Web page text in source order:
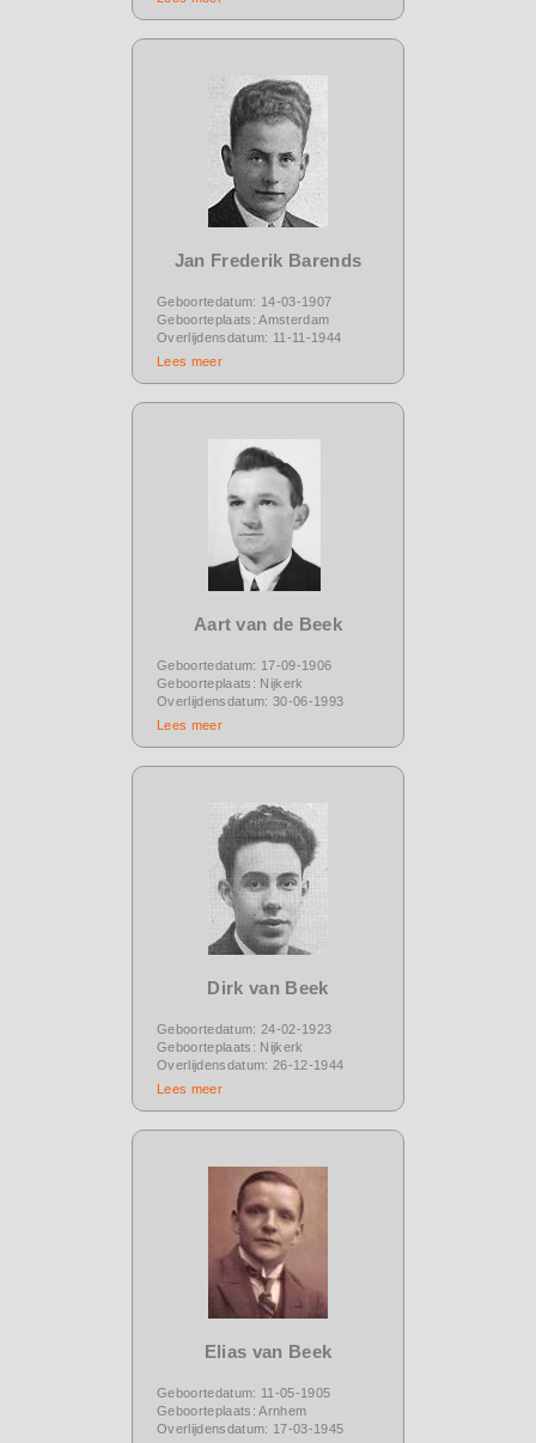
Jan Frederik Barends
Geboortedatum: 14-03-1907
Geboorteplaats: Amsterdam
Overlijdensdatum: 11-11-1944
Lees meer
Aart van de Beek
Geboortedatum: 17-09-1906
Geboorteplaats: Nijkerk
Overlijdensdatum: 30-06-1993
Lees meer
Dirk van Beek
Geboortedatum: 24-02-1923
Geboorteplaats: Nijkerk
Overlijdensdatum: 26-12-1944
Lees meer
Elias van Beek
Geboortedatum: 11-05-1905
Geboorteplaats: Arnhem
Overlijdensdatum: 17-03-1945